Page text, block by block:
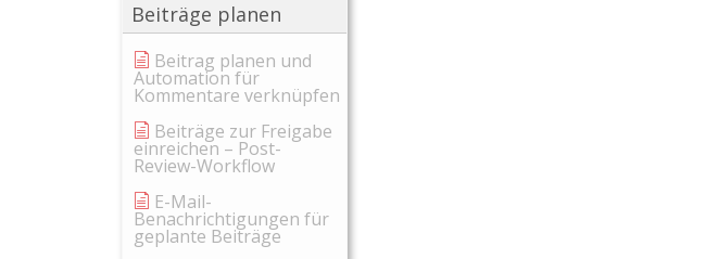
Beiträge planen
Beitrag planen und
Automation für
Kommentare verknüpfen
Beiträge zur Freigabe
einreichen – Post-
Review-Workflow
E-Mail-
Benachrichtigungen für
geplante Beiträge